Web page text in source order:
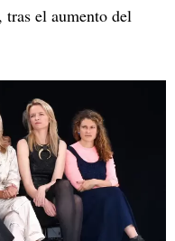
, tras el aumento del